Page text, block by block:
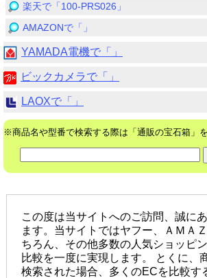
楽天で「100-PRS026」
AMAZONで「」
YAMADA電機で「」
ビックカメラで「」
LAOXで「」
※商品名や型番で検索する際は「通販の宝石箱」
この度は当サイトへのご訪問、誠に
ます。当サイトではヤフー、ＡＭＡ
ちろん、その他多数の人気ショッピ
比較を一度に実現します。 とくに、
検索された場合、多くのECを比較す